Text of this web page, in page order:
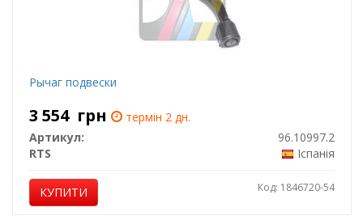
Рычаг подвески
3 554 грн
термін 2 дн.
Артикул:
96.10997.2
RTS
Іспанія
КУПИТИ Код: 1846720-54